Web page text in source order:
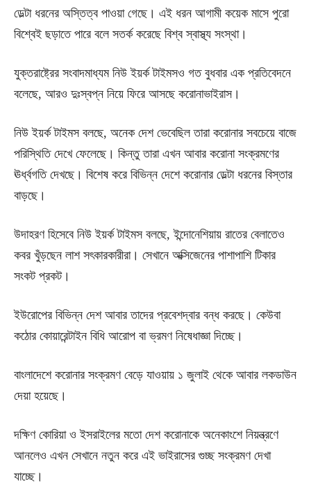
ডেল্টা ধরনের অস্তিত্ব পাওয়া গেছে। এই ধরন আগামী কয়েক মাসে পুরো
বিশ্বেই ছড়াতে পারে বলে সতর্ক করেছে বিশ্ব স্বাস্থ্য সংস্থা।
যুক্তরাষ্ট্রের সংবাদমাধ্যম নিউ ইয়র্ক টাইমসও গত বুধবার এক প্রতিবেদনে
বলেছে, আরও দুঃস্বপ্ন নিয়ে ফিরে আসছে করোনাভাইরাস।
নিউ ইয়র্ক টাইমস বলছে, অনেক দেশ ভেবেছিল তারা করোনার সবচেয়ে বাজে
পরিস্থিতি দেখে ফেলেছে। কিন্তু তারা এখন আবার করোনা সংক্রমণের
ঊর্ধ্বগতি দেখছে। বিশেষ করে বিভিন্ন দেশে করোনার ডেল্টা ধরনের বিস্তার
বাড়ছে।
উদাহরণ হিসেবে নিউ ইয়র্ক টাইমস বলছে, ইন্দোনেশিয়ায় রাতের বেলাতেও
কবর খুঁড়ছেন লাশ সৎকারকারীরা। সেখানে অক্সিজেনের পাশাপাশি টিকার
সংকট প্রকট।
ইউরোপের বিভিন্ন দেশ আবার তাদের প্রবেশদ্বার বন্ধ করছে। কেউবা
কঠোর কোয়ারেন্টাইন বিধি আরোপ বা ভ্রমণ নিষেধাজ্ঞা দিচ্ছে।
বাংলাদেশে করোনার সংক্রমণ বেড়ে যাওয়ায় ১ জুলাই থেকে আবার লকডাউন
দেয়া হয়েছে।
দক্ষিণ কোরিয়া ও ইসরাইলের মতো দেশ করোনাকে অনেকাংশে নিয়ন্ত্রণে
আনলেও এখন সেখানে নতুন করে এই ভাইরাসের গুচ্ছ সংক্রমণ দেখা
যাচ্ছে।